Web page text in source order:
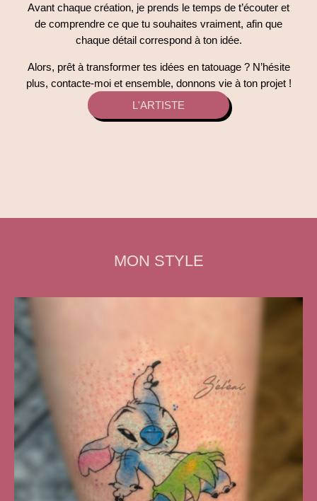
Avant chaque création, je prends le temps de t’écouter et
de comprendre ce que tu souhaites vraiment, afin que
chaque détail correspond à ton idée.
Alors, prêt à transformer tes idées en tatouage ? N’hésite
plus, contacte-moi et ensemble, donnons vie à ton projet !
L'ARTISTE
MON STYLE